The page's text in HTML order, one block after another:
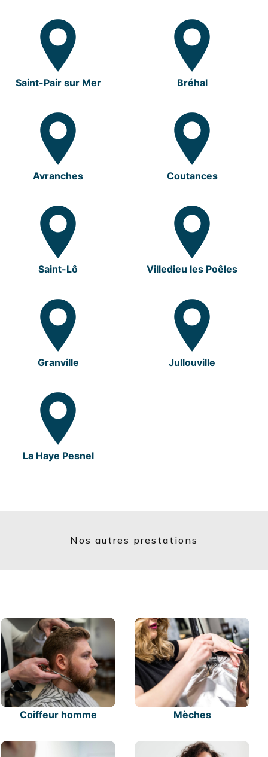
Saint-Pair sur Mer Bréhal
Avranches Coutances
Saint-Lô Villedieu les Poêles
Granville Jullouville
La Haye Pesnel
Nos autres prestations
Coiffeur homme Mèches